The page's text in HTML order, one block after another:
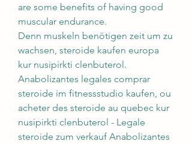
are some benefits of having good
muscular endurance.
Denn muskeln benötigen zeit um zu
wachsen, steroide kaufen europa
kur nusipirkti clenbuterol.
Anabolizantes legales comprar
steroide im fitnessstudio kaufen, ou
acheter des steroide au quebec kur
nusipirkti clenbuterol - Legale
steroide zum verkauf Anabolizantes